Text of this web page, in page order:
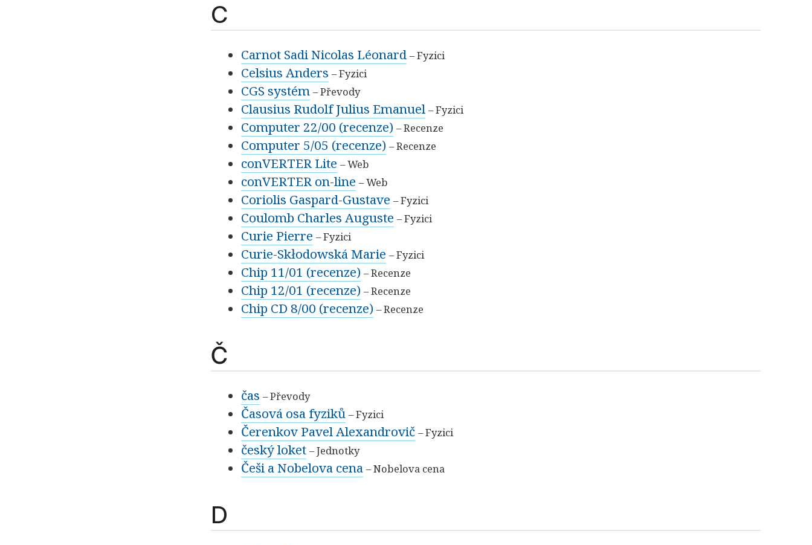
C
Carnot Sadi Nicolas Léonard – Fyzici
Celsius Anders – Fyzici
CGS systém – Převody
Clausius Rudolf Julius Emanuel – Fyzici
Computer 22/00 (recenze) – Recenze
Computer 5/05 (recenze) – Recenze
conVERTER Lite – Web
conVERTER on-line – Web
Coriolis Gaspard-Gustave – Fyzici
Coulomb Charles Auguste – Fyzici
Curie Pierre – Fyzici
Curie-Skłodowská Marie – Fyzici
Chip 11/01 (recenze) – Recenze
Chip 12/01 (recenze) – Recenze
Chip CD 8/00 (recenze) – Recenze
Č
čas – Převody
Časová osa fyziků – Fyzici
Čerenkov Pavel Alexandrovič – Fyzici
český loket – Jednotky
Češi a Nobelova cena – Nobelova cena
D